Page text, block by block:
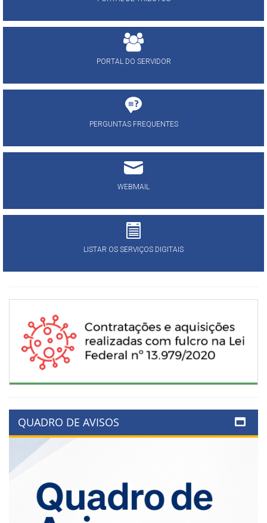
PORTAL DO SERVIDOR
PERGUNTAS FREQUENTES
WEBMAIL
LISTAR OS SERVIÇOS DIGITAIS
QUADRO DE AVISOS